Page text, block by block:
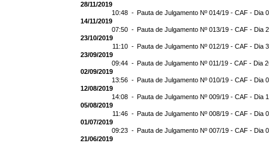
28/11/2019
10:48 - Pauta de Julgamento Nº 014/19 - CAF - Dia
14/11/2019
07:50 - Pauta de Julgamento Nº 013/19 - CAF - Dia
23/10/2019
11:10 - Pauta de Julgamento Nº 012/19 - CAF - Dia
23/09/2019
09:44 - Pauta de Julgamento Nº 011/19 - CAF - Dia
02/09/2019
13:56 - Pauta de Julgamento Nº 010/19 - CAF - Dia
12/08/2019
14:08 - Pauta de Julgamento Nº 009/19 - CAF - Dia
05/08/2019
11:46 - Pauta de Julgamento Nº 008/19 - CAF - Dia
01/07/2019
09:23 - Pauta de Julgamento Nº 007/19 - CAF - Dia
21/06/2019